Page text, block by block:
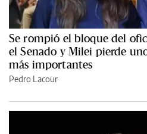
Se rompió el bloque del
el Senado y Milei pierde
más importantes
Pedro Lacour